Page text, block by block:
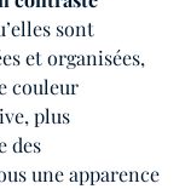
sont
et organisées,
couleur
plus
des
une apparence